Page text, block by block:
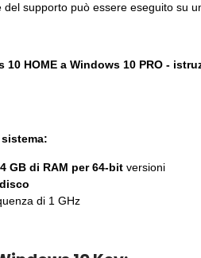
supporto può essere eseguito su
HOME a Windows 10 PRO -
4 GB di RAM per 64-bit versioni
di 1 GHz